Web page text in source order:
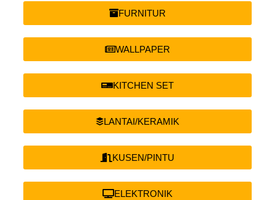
FURNITUR
WALLPAPER
KITCHEN SET
LANTAI/KERAMIK
KUSEN/PINTU
ELEKTRONIK